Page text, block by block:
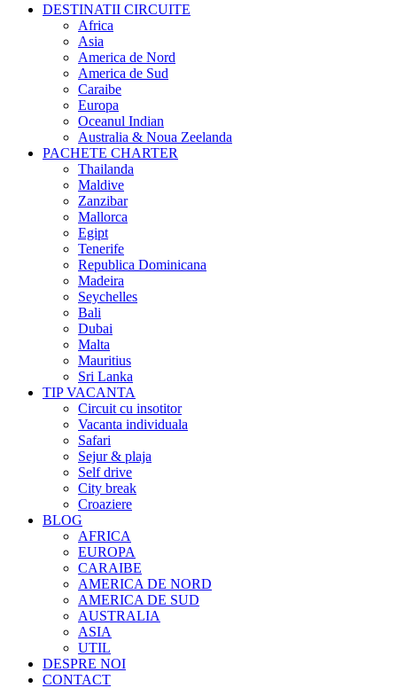
DESTINATII CIRCUITE
Africa
Asia
America de Nord
America de Sud
Caraibe
Europa
Oceanul Indian
Australia & Noua Zeelanda
PACHETE CHARTER
Thailanda
Maldive
Zanzibar
Mallorca
Egipt
Tenerife
Republica Dominicana
Madeira
Seychelles
Bali
Dubai
Malta
Mauritius
Sri Lanka
TIP VACANTA
Circuit cu insotitor
Vacanta individuala
Safari
Sejur & plaja
Self drive
City break
Croaziere
BLOG
AFRICA
EUROPA
CARAIBE
AMERICA DE NORD
AMERICA DE SUD
AUSTRALIA
ASIA
UTIL
DESPRE NOI
CONTACT